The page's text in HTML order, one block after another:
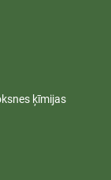
ķīmijas